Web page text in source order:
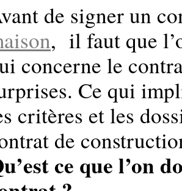
de signer un
, il faut que
concerne le
Ce qui
critères et les
de
ce que l’on